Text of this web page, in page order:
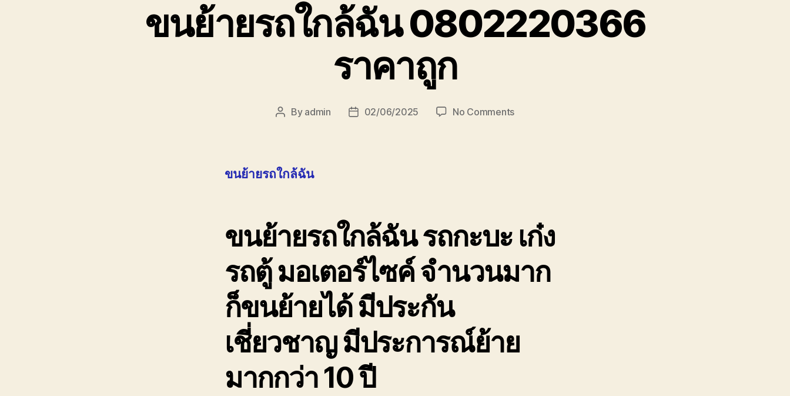
ขนย้ายรถใกล้ฉัน 0802220366
ราคาถูก
Post
By admin
Post02/06/2025 No Commentson
ขนย้ายรถใกล้ฉัน
ขนย้ายรถใกล้ฉัน รถกะบะ เก๋ง
รถตู้ มอเตอร์ไซค์ จำนวนมาก
ก็ขนย้ายได้ มีประกัน
เชี่ยวชาญ มีประการณ์ย้าย
มากกว่า 10 ปี